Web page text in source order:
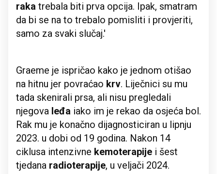
raka trebala biti prva opcija. Ipak, smatram
da bi se na to trebalo pomisliti i provjeriti,
samo za svaki slučaj.'
Graeme je ispričao kako je jednom otišao
na hitnu jer povraćao krv. Liječnici su mu
tada skenirali prsa, ali nisu pregledali
njegova leđa iako im je rekao da osjeća bol.
Rak mu je konačno dijagnosticiran u lipnju
2023. u dobi od 19 godina. Nakon 14
ciklusa intenzivne kemoterapije i šest
tjedana radioterapije, u veljači 2024.